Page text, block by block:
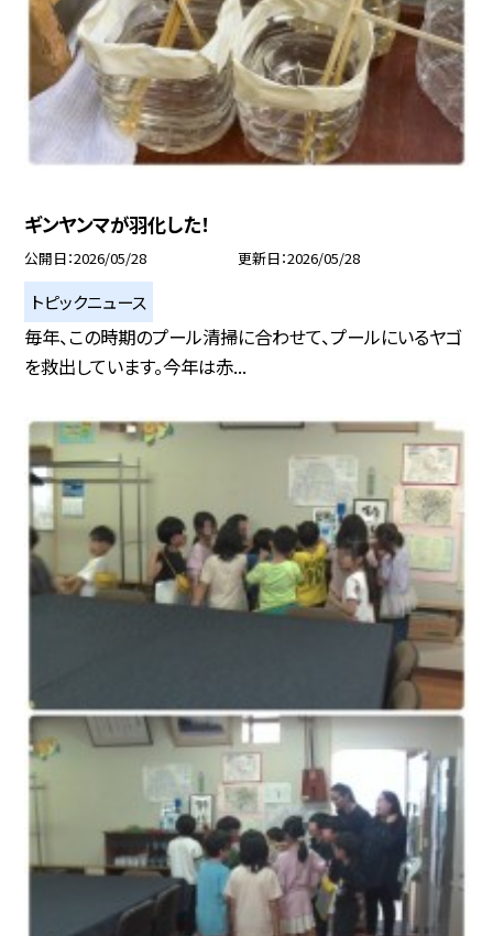
ギンヤンマが羽化した！
公開日 2026/05/28 更新日 2026/05/28
トピックニュース
毎年、この時期のプール清掃に合わせて、プールにいるヤゴ
を救出しています。今年は赤...